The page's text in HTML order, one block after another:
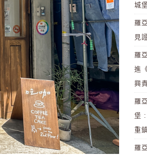
城
羅
見
羅
進
興
羅
堡 :
重
羅